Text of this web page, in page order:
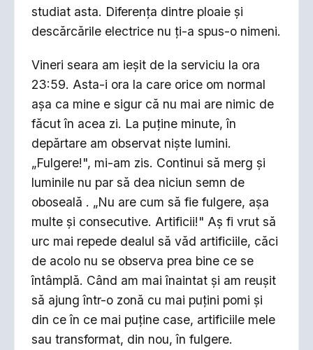
studiat asta. Diferența dintre ploaie și
descărcările electrice nu ți-a spus-o nimeni.
Vineri seara am ieșit de la serviciu la ora
23:59. Asta-i ora la care orice om normal
așa ca mine e sigur că nu mai are nimic de
făcut în acea zi. La puține minute, în
depărtare am observat niște lumini.
„Fulgere!", mi-am zis. Continui să merg și
luminile nu par să dea niciun semn de
oboseală . „Nu are cum să fie fulgere, așa
multe și consecutive. Artificii!" Aș fi vrut să
urc mai repede dealul să văd artificiile, căci
de acolo nu se observa prea bine ce se
întâmplă. Când am mai înaintat și am reușit
să ajung într-o zonă cu mai puțini pomi și
din ce în ce mai puține case, artificiile mele
sau transformat, din nou, în fulgere.